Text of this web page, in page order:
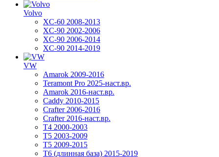
Volvo
XC-60 2008-2013
XC-90 2002-2006
XC-90 2006-2014
XC-90 2014-2019
VW
Amarok 2009-2016
Teramont Pro 2025-наст.вр.
Amarok 2016-наст.вр.
Caddy 2010-2015
Crafter 2006-2016
Crafter 2016-наст.вр.
T4 2000-2003
T5 2003-2009
T5 2009-2015
T6 (длинная база) 2015-2019